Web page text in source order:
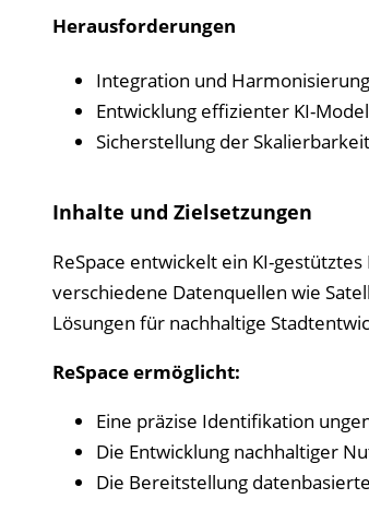
Herausforderungen
Integration und
Entwicklung effizienter KI-
Sicherstellung der
Inhalte und Zielsetzungen
ReSpace entwickelt ein KI-
verschiedene Datenquellen wie
Lösungen für nachhaltige
ReSpace ermöglicht:
Eine präzise Identifikation
Die Entwicklung nachhaltiger
Die Bereitstellung